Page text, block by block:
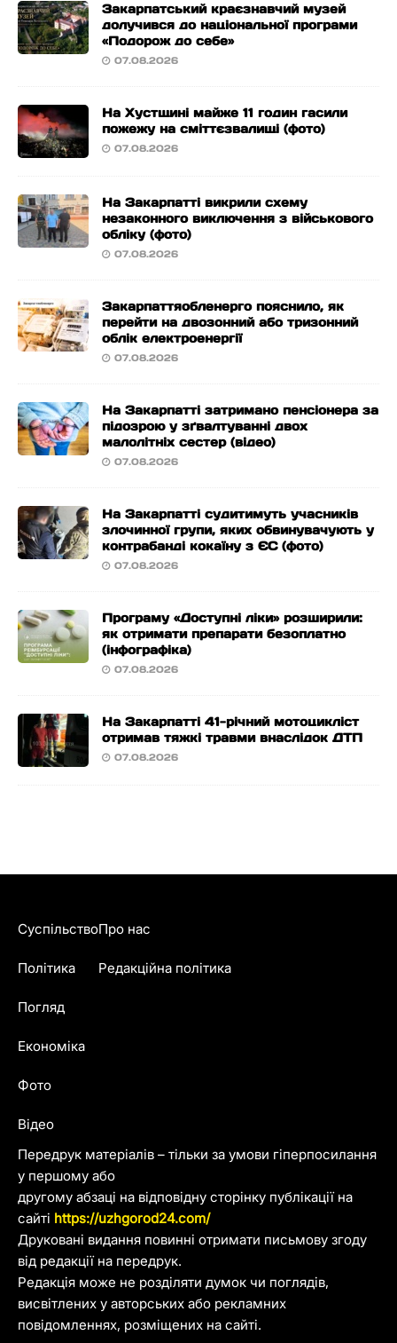
Закарпатський краєзнавчий музей
долучився до національної програми
«Подорож до себе»
07.08.2026
На Хустщині майже 11 годин гасили
пожежу на сміттєзвалищі (фото)
07.08.2026
На Закарпатті викрили схему
незаконного виключення з військового
обліку (фото)
07.08.2026
Закарпаттяобленерго пояснило, як
перейти на двозонний або тризонний
облік електроенергії
07.08.2026
На Закарпатті затримано пенсіонера за
підозрою у зґвалтуванні двох
малолітніх сестер (відео)
07.08.2026
На Закарпатті судитимуть учасників
злочинної групи, яких обвинувачують у
контрабанді кокаїну з ЄС (фото)
07.08.2026
Програму «Доступні ліки» розширили:
як отримати препарати безоплатно
(інфографіка)
07.08.2026
На Закарпатті 41-річний мотоцикліст
отримав тяжкі травми внаслідок ДТП
07.08.2026
Передрук матеріалів – тільки за умови гіперпосилання
у першому або
другому абзаці на відповідну сторінку публікації на
сайті https://uzhgorod24.com/
Друковані видання повинні отримати письмову згоду
від редакції на передрук.
Редакція може не розділяти думок чи поглядів,
висвітлених у авторських або рекламних
повідомленнях, розміщених на сайті.
Суспільство
Політика
Погляд
Економіка
Фото
Відео
Про нас
Редакційна політика